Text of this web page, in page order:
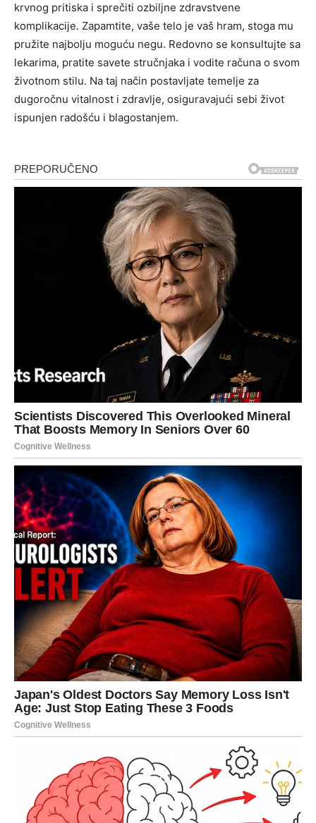
krvnog pritiska i sprečiti ozbiljne zdravstvene
komplikacije. Zapamtite, vaše telo je vaš hram, stoga mu
pružite najbolju moguću negu. Redovno se konsultujte sa
lekarima, pratite savete stručnjaka i vodite računa o svom
životnom stilu. Na taj način postavljate temelje za
dugoročnu vitalnost i zdravlje, osiguravajući sebi život
ispunjen radošću i blagostanjem.